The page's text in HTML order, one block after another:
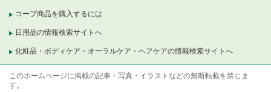
コープ商品を購入するには
日用品の情報検索サイトへ
化粧品・ボディケア・オーラルケア・ヘアケアの情報検索サイトへ
このホームページに掲載の記事・写真・イラストなどの無断転載を禁じま
す。